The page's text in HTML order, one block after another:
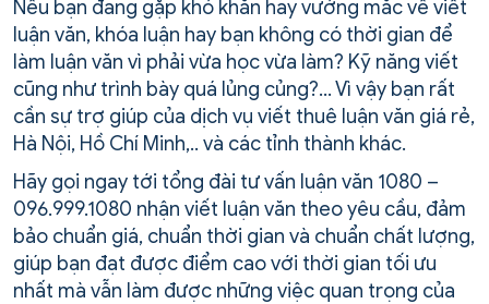
Nếu bạn đang gặp khó khăn hay vướng mắc về viết
luận văn, khóa luận hay bạn không có thời gian để
làm luận văn vì phải vừa học vừa làm? Kỹ năng viết
cũng như trình bày quá lủng củng?… Vì vậy bạn rất
cần sự trợ giúp của dịch vụ viết thuê luận văn giá rẻ,
Hà Nội, Hồ Chí Minh,.. và các tỉnh thành khác.
Hãy gọi ngay tới tổng đài tư vấn luận văn 1080 –
096.999.1080 nhận viết luận văn theo yêu cầu, đảm
bảo chuẩn giá, chuẩn thời gian và chuẩn chất lượng,
giúp bạn đạt được điểm cao với thời gian tối ưu
nhất mà vẫn làm được những việc quan trọng của